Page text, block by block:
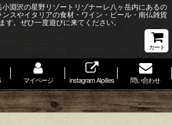
淵沢の星野リゾートリゾナーレ八ヶ岳内にあるの
スやイタリアの食材・ワイン・ビール・南仏雑貨
す。ぜひ一度遊びに来てください。
カート
マイページ instagram Alpilles 問い合わせ